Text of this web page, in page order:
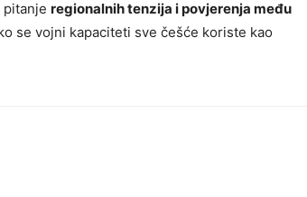
pitanjeregionalnih tenzija i povjerenja među
se vojni kapaciteti sve češće koriste kao